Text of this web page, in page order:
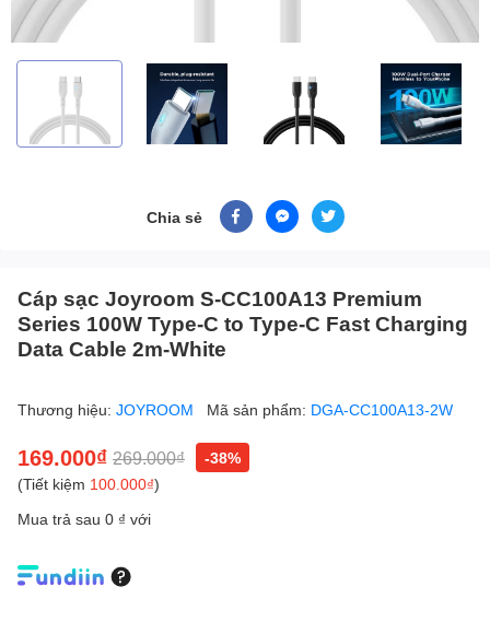
Chia sẻ
Cáp sạc Joyroom S-CC100A13 Premium
Series 100W Type-C to Type-C Fast Charging
Data Cable 2m-White
Thương hiệu: JOYROOM Mã sản phẩm: DGA-CC100A13-2W
169.000₫ 269.000₫
-38%
(Tiết kiệm 100.000₫)
Mua trả sau 0 ₫ với